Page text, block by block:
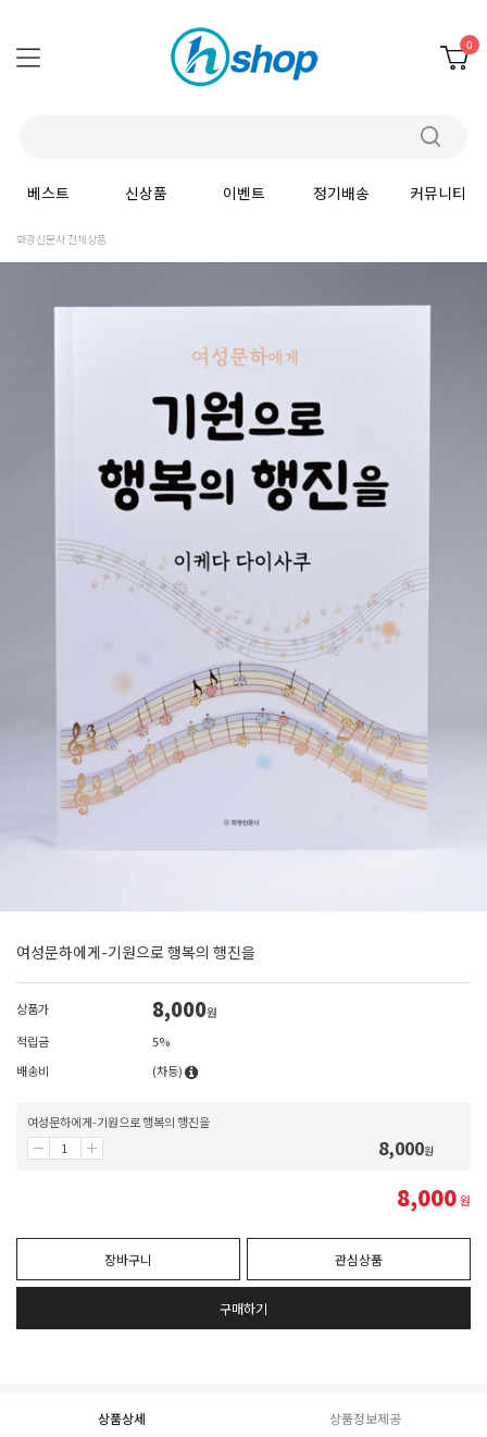
0
베스트 신상품 이벤트 정기배송 커뮤니티
화광신문사 전체상품
여성문하에게-기원으로 행복의 행진을
상품가 8,000원
적립금
5%
배송비
(차등)
여성문하에게-기원으로 행복의 행진을
8,000원
8,000원
장바구니 관심상품
구매하기
상품상세 상품정보제공